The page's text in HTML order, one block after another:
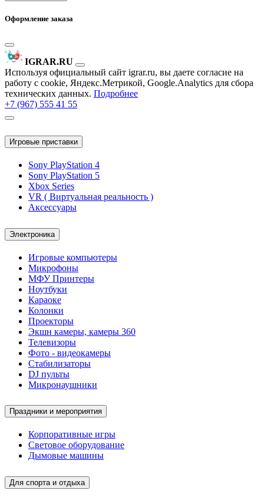
Оформление заказа
IGRAR.RU
Используя официальный сайт igrar.ru, вы даете согласие на
работу с cookie, Яндекс.Метрикой, Google.Analytics для сбора
технических данных. Подробнее
+7 (967) 555 41 55
Игровые приставки
Sony PlayStation 4
Sony PlayStation 5
Xbox Series
VR ( Виртуальная реальность )
Аксессуары
Электроника
Игровые компьютеры
Микрофоны
МФУ Принтеры
Ноутбуки
Караоке
Колонки
Проекторы
Экшн камеры, камеры 360
Телевизоры
Фото - видеокамеры
Стабилизаторы
DJ пульты
Микронаушники
Праздники и мероприятия
Корпоративные игры
Световое оборудование
Дымовые машины
Для спорта и отдыха